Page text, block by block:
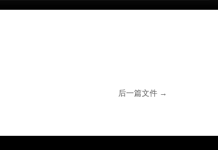
后一篇文件 →